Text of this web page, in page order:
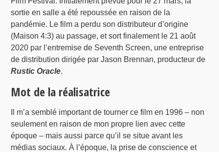
sortie en salle a été repoussée en raison de la
pandémie. Le film a perdu son distributeur d’origine
(Maison 4:3) au passage, et sort finalement le 21 août
2020 par l’entremise de Seventh Screen, une entreprise
de distribution dirigée par Jason Brennan, producteur de
Rustic Oracle.
Mot de la réalisatrice
Il m’a semblé important de tourner ce film en 1996 – non
seulement en raison de mon propre lien avec cette
époque – mais aussi parce qu’il se situe avant les
médias sociaux. À l’époque, la prise de conscience et